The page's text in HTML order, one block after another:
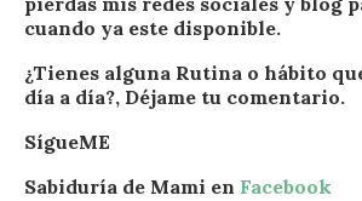
cuando ya este disponible.
¿Tienes alguna Rutina o hábito
día a día?, Déjame tu comentario.
SígueME
Sabiduría de Mami en Facebook